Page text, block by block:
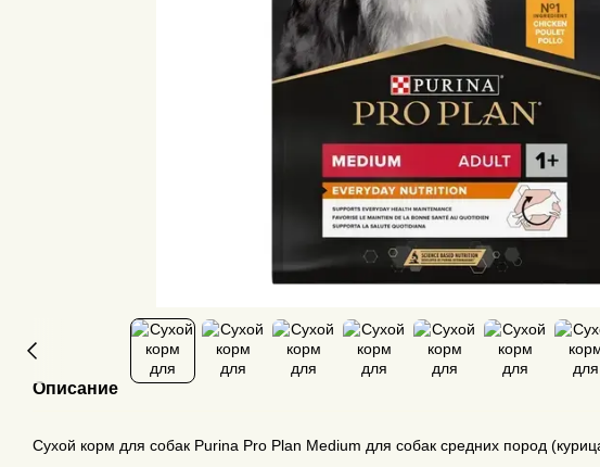
Описание
Сухой корм для собак Purina Pro Plan Medium для собак средних пород